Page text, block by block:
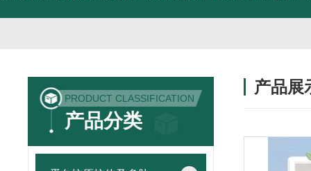
PRODUCT CLASSIFICATION
产品分类
产品展